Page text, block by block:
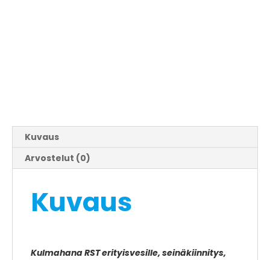
Kuvaus
Arvostelut (0)
Kuvaus
Kulmahana RST erityisvesille, seinäkiinnitys,